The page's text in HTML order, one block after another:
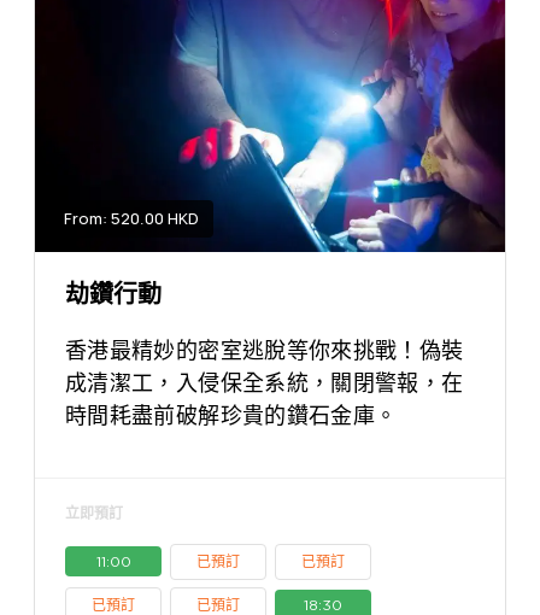
From: 520.00 HKD
劫鑽行動
香港最精妙的密室逃脫等你來挑戰！偽裝
成清潔工，入侵保全系統，關閉警報，在
時間耗盡前破解珍貴的鑽石金庫。
立即預訂
11:00 已預訂 已預訂
已預訂 已預訂 18:30